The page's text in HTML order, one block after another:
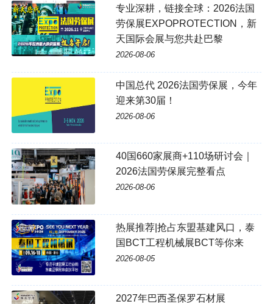
专业深耕，链接全球：2026法国
劳保展EXPOPROTECTION，新
天国际会展与您共赴巴黎
2026-08-06
中国总代 2026法国劳保展，今年
迎来第30届！
2026-08-06
40国660家展商+110场研讨会｜
2026法国劳保展完整看点
2026-08-06
热展推荐|抢占东盟基建风口，泰
国BCT工程机械展BCT等你来
2026-08-05
2027年巴西圣保罗石材展